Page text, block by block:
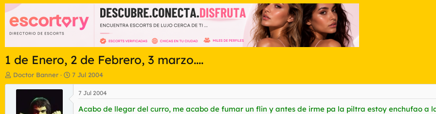
1 de Enero, 2 de Febrero, 3 marzo....
I
n
Doctor Banner
F
e
h
7 Jul 2004
7 Jul 2004
Acabo de llegar del curro, me acabo de fumar un flin y antes de irme pa la piltra estoy enchufao a